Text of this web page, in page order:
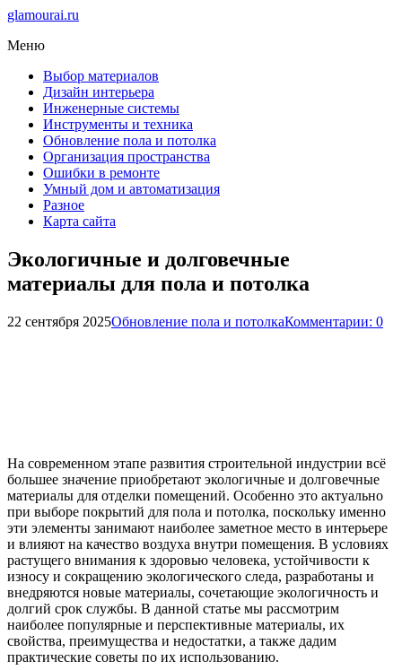
glamourai.ru
Меню
Выбор материалов
Дизайн интерьера
Инженерные системы
Инструменты и техника
Обновление пола и потолка
Организация пространства
Ошибки в ремонте
Умный дом и автоматизация
Разное
Карта сайта
Экологичные и долговечные
материалы для пола и потолка
22 сентября 2025Обновление пола и потолкаКомментарии: 0
На современном этапе развития строительной индустрии всё
большее значение приобретают экологичные и долговечные
материалы для отделки помещений. Особенно это актуально
при выборе покрытий для пола и потолка, поскольку именно
эти элементы занимают наиболее заметное место в интерьере
и влияют на качество воздуха внутри помещения. В условиях
растущего внимания к здоровью человека, устойчивости к
износу и сокращению экологического следа, разработаны и
внедряются новые материалы, сочетающие экологичность и
долгий срок службы. В данной статье мы рассмотрим
наиболее популярные и перспективные материалы, их
свойства, преимущества и недостатки, а также дадим
практические советы по их использованию.